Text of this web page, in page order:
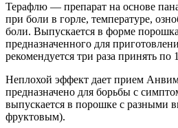
Терафлю — препарат на основе
при боли в горле, температуре,
боли. Выпускается в форме
предназначенного для
рекомендуется три раза принять
Неплохой эффект дает прием
предназначено для борьбы с
выпускается в порошке с разными
фруктовым).